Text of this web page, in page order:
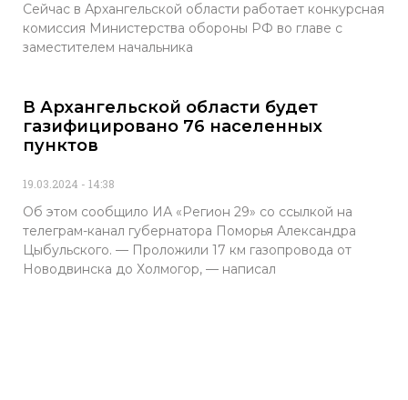
Сейчас в Архангельской области работает конкурсная
комиссия Министерства обороны РФ во главе с
заместителем начальника
В Архангельской области будет
газифицировано 76 населенных
пунктов
19.03.2024 14:38
Об этом сообщило ИА «Регион 29» со ссылкой на
телеграм-канал губернатора Поморья Александра
Цыбульского. — Проложили 17 км газопровода от
Новодвинска до Холмогор, — написал